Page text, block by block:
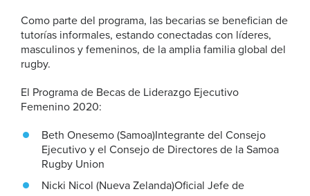
Como parte del programa, las becarias se benefician de
tutorías informales, estando conectadas con líderes,
masculinos y femeninos, de la amplia familia global del
rugby.
El Programa de Becas de Liderazgo Ejecutivo
Femenino 2020:
Beth Onesemo (Samoa)Integrante del Consejo
Ejecutivo y el Consejo de Directores de la Samoa
Rugby Union
Nicki Nicol (Nueva Zelanda)Oficial Jefe de